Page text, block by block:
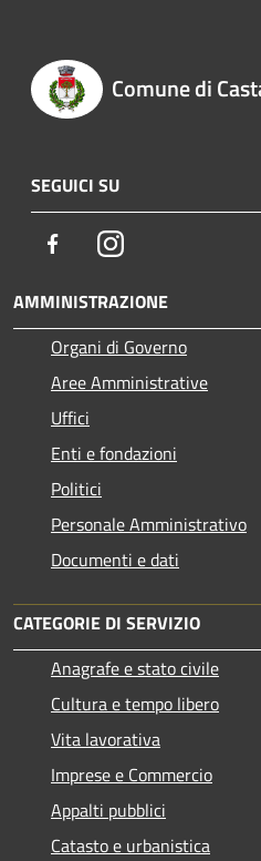
Comune di
SEGUICI SU
FacebookInstagram
AMMINISTRAZIONE
Organi di Governo
Aree Amministrative
Uffici
Enti e fondazioni
Politici
Personale Amministrativo
Documenti e dati
CATEGORIE DI SERVIZIO
Anagrafe e stato civile
Cultura e tempo libero
Vita lavorativa
Imprese e Commercio
Appalti pubblici
Catasto e urbanistica